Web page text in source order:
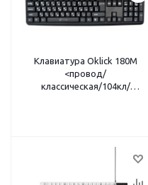
Клавиатура Oklick 180M
<провод/
классическая/104кл/